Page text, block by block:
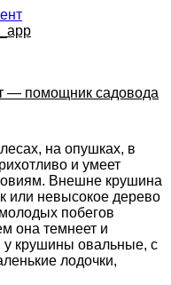
— помощник садовода
на опушках, в
и умеет
Внешне крушина
или невысокое дерево
побегов
она темнеет и
у крушины овальные, с
лодочки,